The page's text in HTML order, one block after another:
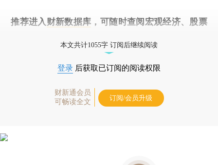
推荐进入 财新数据库 ，可随时查阅宏观经济、股票
本文共计1055字 订阅后继续阅读
登录 后获取已订阅的阅读权限
财新通会员
可畅读全文
订阅/会员升级